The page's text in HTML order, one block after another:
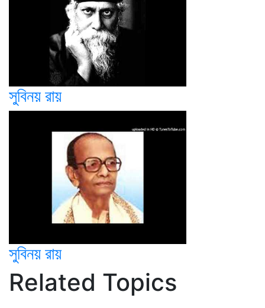
সুবিনয় রায়
সুবিনয় রায়
Related Topics